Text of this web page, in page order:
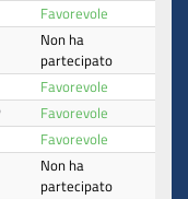
Favorevole
Non ha
partecipato
Favorevole
Favorevole
Favorevole
Non ha
partecipato